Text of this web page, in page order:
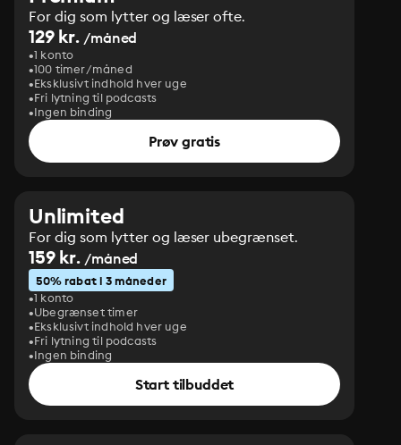
For dig som lytter og læser ofte.
129 kr. /måned
1 konto
100 timer/måned
Eksklusivt indhold hver uge
Fri lytning til podcasts
Ingen binding
Prøv gratis
Unlimited
For dig som lytter og læser ubegrænset.
159 kr. /måned
50% rabat i 3 måneder
1 konto
Ubegrænset timer
Eksklusivt indhold hver uge
Fri lytning til podcasts
Ingen binding
Start tilbuddet